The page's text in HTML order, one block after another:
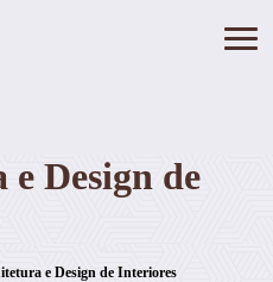
Design de
e Design de Interiores